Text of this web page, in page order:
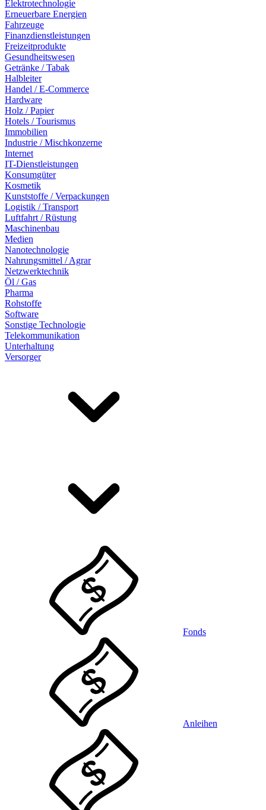
Elektrotechnologie
Erneuerbare Energien
Fahrzeuge
Finanzdienstleistungen
Freizeitprodukte
Gesundheitswesen
Getränke / Tabak
Halbleiter
Handel / E-Commerce
Hardware
Holz / Papier
Hotels / Tourismus
Immobilien
Industrie / Mischkonzerne
Internet
IT-Dienstleistungen
Konsumgüter
Kosmetik
Kunststoffe / Verpackungen
Logistik / Transport
Luftfahrt / Rüstung
Maschinenbau
Medien
Nanotechnologie
Nahrungsmittel / Agrar
Netzwerktechnik
Öl / Gas
Pharma
Rohstoffe
Software
Sonstige Technologie
Telekommunikation
Unterhaltung
Versorger
Fonds
Anleihen